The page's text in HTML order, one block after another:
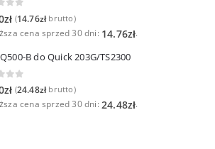
zł (14.76złbrutto)
cena sprzed 30 dni: 14.76zł.
B do Quick 203G/TS2300
of 5
zł (24.48złbrutto)
cena sprzed 30 dni: 24.48zł.